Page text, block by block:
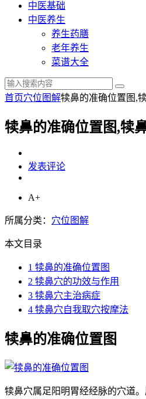
中医基础
中医养生
养生药膳
老年养生
菜谱大全
首页穴位图解犊鼻的准确位置图,
犊鼻的准确位置图,犊
发表评论
A+
所属分类： 穴位图解
本文目录
1 犊鼻的准确位置图
2 犊鼻穴的功效与作用
3 犊鼻穴主治病症
4 犊鼻穴自我取穴按摩法
犊鼻的准确位置图
犊鼻穴属足阳明胃经经脉的穴道